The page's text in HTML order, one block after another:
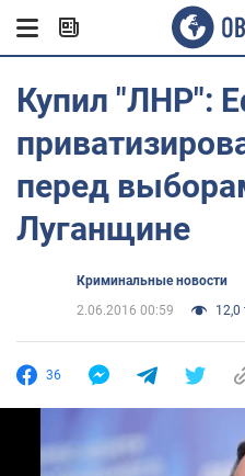
Купил "ЛНР":
перед
Луганщине
Криминальные новости
2.06.2016 00:59
12,0
36